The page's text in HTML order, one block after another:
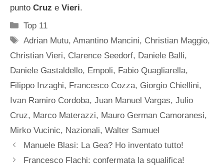
punto Cruz e Vieri.
Categorie
Top 11
Tag
Adrian Mutu,Amantino Mancini, Christian Maggio,
Christian Vieri, Clarence Seedorf, Daniele Balli,
Daniele Gastaldello, Empoli, Fabio Quagliarella,
Filippo Inzaghi, Francesco Cozza, Giorgio Chiellini,
Ivan Ramiro Cordoba, Juan Manuel Vargas, Julio
Cruz, Marco Materazzi, Mauro German Camoranesi,
Mirko Vucinic, Nazionali, Walter Samuel
Manuele Blasi: La Gea? Ho inventato tutto!
Francesco Flachi: confermata la squalifica!